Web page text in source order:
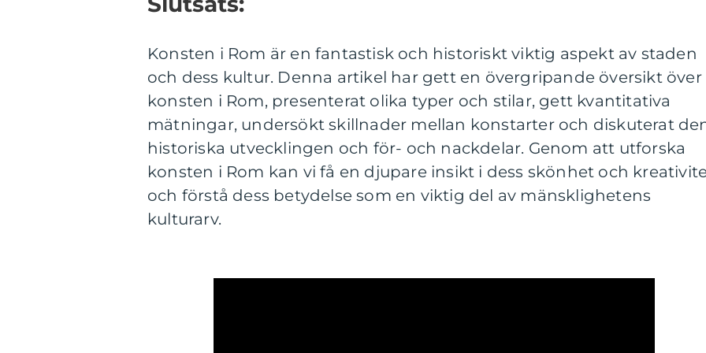
Konsten i Rom är en fantastisk och historiskt viktig aspekt av staden
och dess kultur. Denna artikel har gett en övergripande översikt över
konsten i Rom, presenterat olika typer och stilar, gett kvantitativa
mätningar, undersökt skillnader mellan konstarter och diskuterat
historiska utvecklingen och för- och nackdelar. Genom att utforska
konsten i Rom kan vi få en djupare insikt i dess skönhet och
och förstå dess betydelse som en viktig del av mänsklighetens
kulturarv.